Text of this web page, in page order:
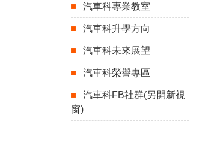
汽車科專業教室
汽車科升學方向
汽車科未來展望
汽車科榮譽專區
汽車科FB社群(另開新視
窗)